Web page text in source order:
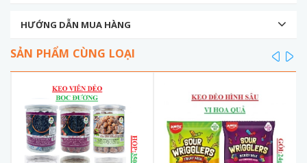
HƯỚNG DẪN MUA HÀNG
SẢN PHẨM CÙNG LOẠI prev